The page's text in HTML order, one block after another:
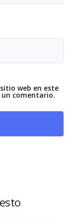
web en este
comentario.